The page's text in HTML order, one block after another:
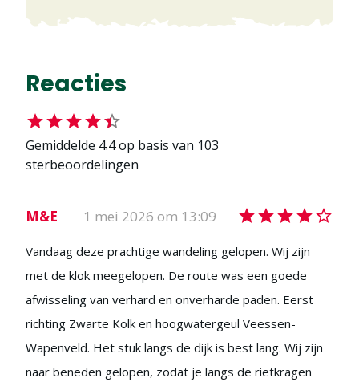
Reacties
Gemiddelde 4.4op basis van 103
sterbeoordelingen
M&E 1 mei 2026 om 13:09
Vandaag deze prachtige wandeling gelopen. Wij zijn
met de klok meegelopen. De route was een goede
afwisseling van verhard en onverharde paden. Eerst
richting Zwarte Kolk en hoogwatergeul Veessen-
Wapenveld. Het stuk langs de dijk is best lang. Wij zijn
naar beneden gelopen, zodat je langs de rietkragen